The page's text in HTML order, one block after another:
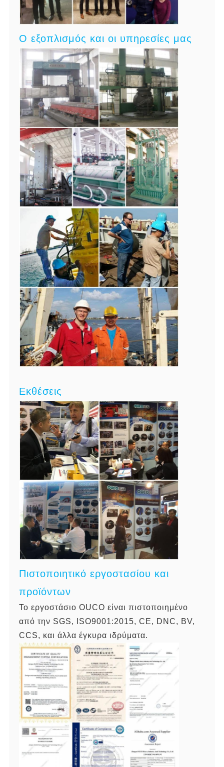
Ο εξοπλισμός και οι υπηρεσίες μας
Εκθέσεις
Πιστοποιητικό εργοστασίου και
προϊόντων
Το εργοστάσιο OUCO είναι πιστοποιημένο
από την SGS, ISO9001:2015, CE, DNC, BV,
CCS, και άλλα έγκυρα ιδρύματα.